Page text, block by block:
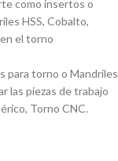
como insertos o
HSS, Cobalto,
el torno
para torno o Mandriles
las piezas de trabajo
Torno CNC.